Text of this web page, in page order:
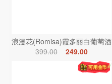
浪漫花(Romisa)霞多丽白葡萄酒
399.00
249.00